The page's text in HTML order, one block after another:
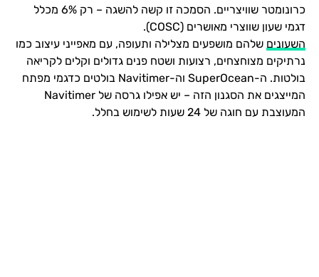
כרונומטר שוויצריים. הסמכה זו קשה להשגה – רק 6% מכלל
דגמי שעון שווצרי מאושרים (COSC).
השעונים שלהם מושפעים מצלילה ותעופה, עם מאפייני עיצוב כמו
נרתיקים מצוחצחים, רצועות ושטח פנים גדולים וקלים לקריאה
בולטות. ה-SuperOcean וה-Navitimer בולטים כדגמי מפתח
המייצגים את הסגנון הזה – יש אפילו גרסה של Navitimer
המעוצבת עם חוגה של 24 שעות לשימוש בחלל.